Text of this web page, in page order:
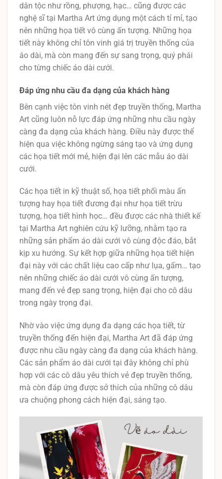
dân tộc như rồng, phượng, hạc… cũng được các
nghệ sĩ tại Martha Art ứng dụng một cách tỉ mỉ, tạo
nên những họa tiết vô cùng ấn tượng. Những họa
tiết này không chỉ tôn vinh giá trị truyền thống của
áo dài, mà còn mang đến sự sang trọng, quý phái
cho từng chiếc áo dài cưới.
Đáp ứng nhu cầu đa dạng của khách hàng
Bên cạnh việc tôn vinh nét đẹp truyền thống, Martha
Art cũng luôn nỗ lực đáp ứng những nhu cầu ngày
càng đa dạng của khách hàng. Điều này được thể
hiện qua việc không ngừng sáng tạo và ứng dụng
các họa tiết mới mẻ, hiện đại lên các mẫu áo dài
cưới.
Các họa tiết in kỹ thuật số, họa tiết phối màu ấn
tượng hay họa tiết đương đại như họa tiết trừu
tượng, họa tiết hình học… đều được các nhà thiết kế
tại Martha Art nghiên cứu kỹ lưỡng, nhằm tạo ra
những sản phẩm áo dài cưới vô cùng độc đáo, bắt
kịp xu hướng. Sự kết hợp giữa những họa tiết hiện
đại này với các chất liệu cao cấp như lụa, gấm… tạo
nên những chiếc áo dài cưới vô cùng ấn tượng,
mang đến vẻ đẹp sang trọng, hiện đại cho cô dâu
trong ngày trọng đại.
Nhờ vào việc ứng dụng đa dạng các họa tiết, từ
truyền thống đến hiện đại, Martha Art đã đáp ứng
được nhu cầu ngày càng đa dạng của khách hàng.
Các sản phẩm áo dài cưới tại đây không chỉ phù
hợp với các cô dâu yêu thích vẻ đẹp truyền thống,
mà còn đáp ứng được sở thích của những cô dâu
ưa chuộng phong cách hiện đại, sáng tạo.